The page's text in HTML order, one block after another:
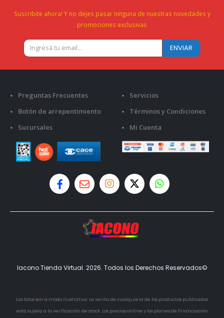
Suscribite ahora! Y no dejes pasar ninguna de nuestras novedades y
promociones exclusivas
Preguntas Frecuentes
Botón de arrepentimiento
Sucursales
Servicios
Términos y Condiciones
Mi Cuenta
Iacono Tienda Virtual. 2026. Todos los Derechos Reservados©
Las fotos son a modo ilustrativo. La venta de cualquiera de los productos publicados
está sujeta a la verificación de stock. Los precios online y los planes de financiación